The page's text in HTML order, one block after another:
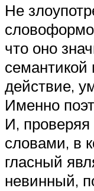
Не
что оно
семантикой
действие,
Именно
И,
словами, в
гласный
невинный,